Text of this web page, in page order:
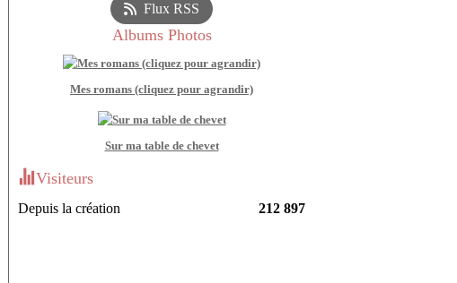
Flux RSS
Albums Photos
Mes romans (cliquez pour agrandir)
Sur ma table de chevet
Visiteurs
Depuis la création 212 897